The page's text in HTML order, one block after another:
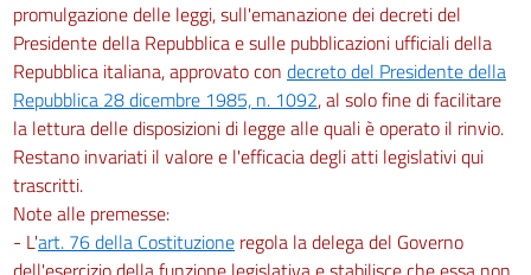
promulgazione delle leggi, sull'emanazione dei decreti del
Presidente della Repubblica e sulle pubblicazioni ufficiali della
Repubblica italiana, approvato con decreto del Presidente della
Repubblica 28 dicembre 1985, n. 1092, al solo fine di facilitare
la lettura delle disposizioni di legge alle quali è operato il rinvio.
Restano invariati il valore e l'efficacia degli atti legislativi qui
trascritti.
Note alle premesse:
- L'art. 76 della Costituzione regola la delega del Governo